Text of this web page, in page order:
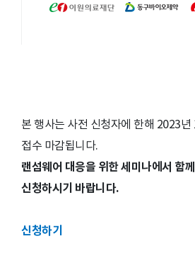
본 행사는 사전 신청자에 한해 2023
접수 마감됩니다.
랜섬웨어 대응을 위한 세미나에서 함
신청하시기 바랍니다.
신청하기